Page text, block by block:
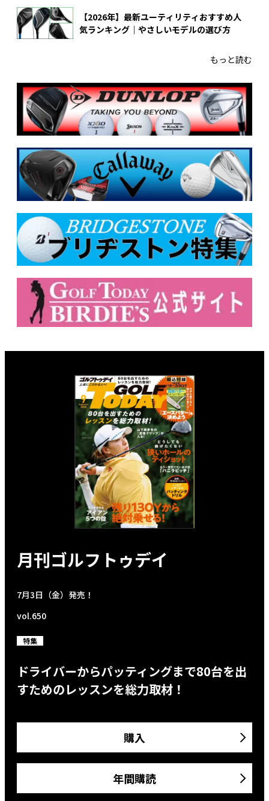
【2026年】最新ユーティリティおすすめ人
気ランキング｜やさしいモデルの選び方
もっと読む
月刊ゴルフトゥデイ
7月3日（金）発売！
vol.650
特集
ドライバーからパッティングまで80台を出
すためのレッスンを総力取材！
購入
年間購読